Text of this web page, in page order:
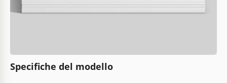
Specifiche del modello